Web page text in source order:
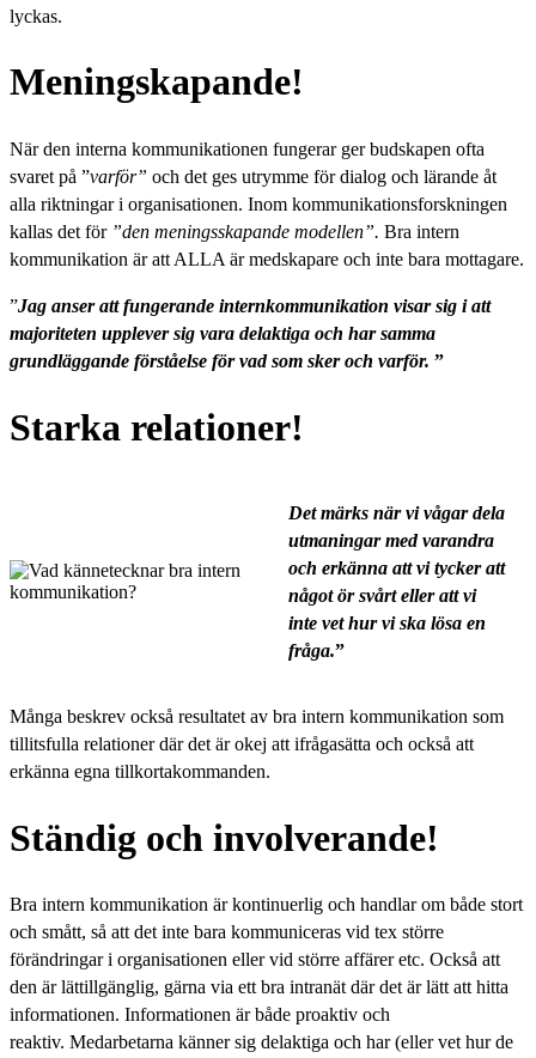
lyckas.
Meningskapande!
När den interna kommunikationen fungerar ger budskapen ofta
svaret på ”varför” och det ges utrymme för dialog och lärande åt
alla riktningar i organisationen. Inom kommunikationsforskningen
kallas det för ”den meningsskapande modellen”. Bra intern
kommunikation är att ALLA är medskapare och inte bara mottagare.
”Jag anser att fungerande internkommunikation visar sig i att
majoriteten upplever sig vara delaktiga och har samma
grundläggande förståelse för vad som sker och varför. ”
Starka relationer!
Det märks när vi vågar dela
utmaningar med varandra
och erkänna att vi tycker att
något ör svårt eller att vi
inte vet hur vi ska lösa en
fråga.”
Många beskrev också resultatet av bra intern kommunikation som
tillitsfulla relationer där det är okej att ifrågasätta och också att
erkänna egna tillkortakommanden.
Ständig och involverande!
Bra intern kommunikation är kontinuerlig och handlar om både stort
och smått, så att det inte bara kommuniceras vid tex större
förändringar i organisationen eller vid större affärer etc. Också att
den är lättillgänglig, gärna via ett bra intranät där det är lätt att hitta
informationen. Informationen är både proaktiv och
reaktiv. Medarbetarna känner sig delaktiga och har (eller vet hur de